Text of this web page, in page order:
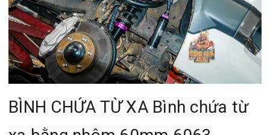
BÌNH CHỨA TỪ XA Bình chứa từ